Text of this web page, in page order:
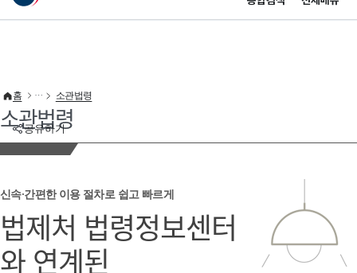
이 누리집은 대한민국 공식 전자정부 누리집입니다.
공유하기
홈 소관법령
소관법령
신속·간편한 이용 절차로 쉽고 빠르게
법제처 법령정보센터
와 연계된